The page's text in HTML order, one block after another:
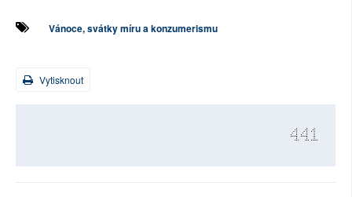
Vánoce, svátky míru a konzumerismu
Vytisknout
441